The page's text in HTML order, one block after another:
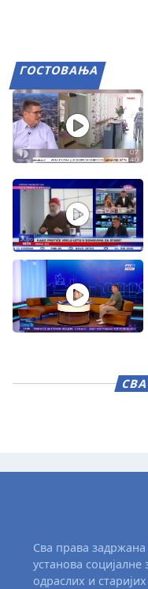
ГОСТОВАЊА
Сва права
установа
одраслих и старијих